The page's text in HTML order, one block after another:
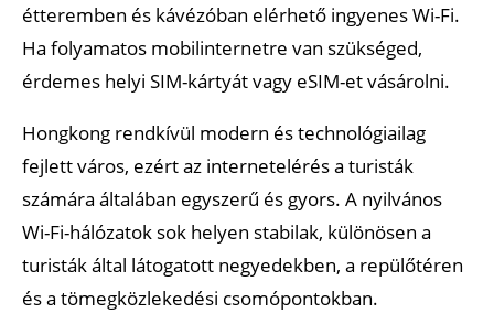
étteremben és kávézóban elérhető ingyenes Wi-Fi.
Ha folyamatos mobilinternetre van szükséged,
érdemes helyi SIM-kártyát vagy eSIM-et vásárolni.
Hongkong rendkívül modern és technológiailag
fejlett város, ezért az internetelérés a turisták
számára általában egyszerű és gyors. A nyilvános
Wi-Fi-hálózatok sok helyen stabilak, különösen a
turisták által látogatott negyedekben, a repülőtéren
és a tömegközlekedési csomópontokban.